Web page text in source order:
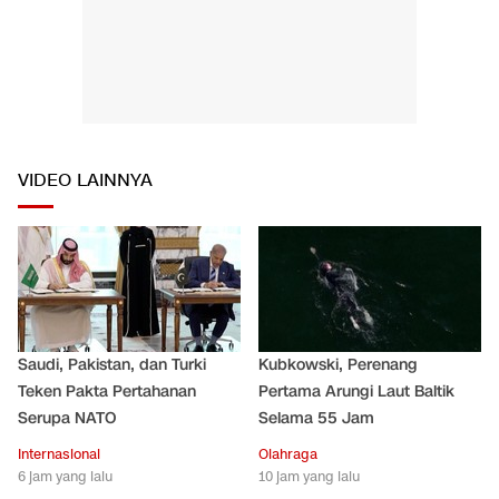
VIDEO LAINNYA
Saudi, Pakistan, dan Turki
Teken Pakta Pertahanan
Serupa NATO
Internasional
6 jam yang lalu
Kubkowski, Perenang
Pertama Arungi Laut Baltik
Selama 55 Jam
Olahraga
10 jam yang lalu